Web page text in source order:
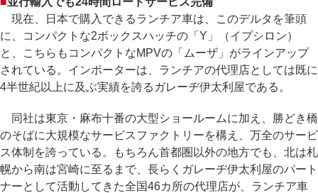
現在、日本で購入できるランチア車は、このデルタを筆頭
に、コンパクトな2ボックスハッチの「Y」（イプシロン）
と、こちらもコンパクトなMPVの「ムーザ」がラインアップ
されている。インポーターは、ランチアの代理店としては既に
4半世紀以上に及ぶ実績を誇るガレーヂ伊太利屋である。
同社は東京・麻布十番の大型ショールームに加え、勝どき橋
のそばに大規模なサービスファクトリーを構え、万全のサービ
ス体制を誇っている。もちろん首都圏以外の地方でも、北は札
幌から南は宮崎に至るまで、長らくガレーヂ伊太利屋のパート
ナーとして活動してきた全国46カ所の代理店が、ランチア車